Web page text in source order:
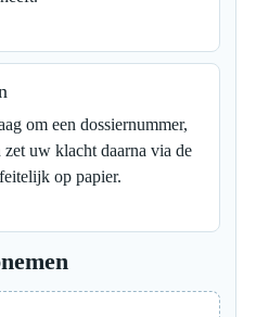
om een dossiernummer,
zet uw klacht daarna via de
op papier.